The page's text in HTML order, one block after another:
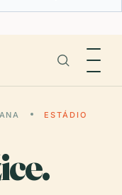
ESTÁDIO